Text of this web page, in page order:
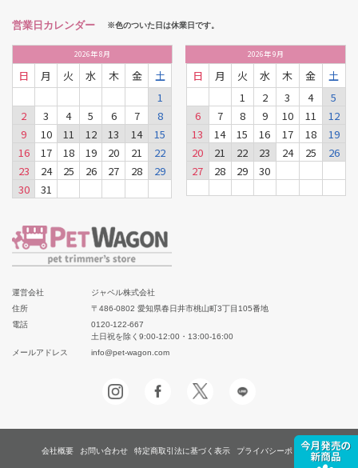
営業日カレンダー ※色のついた日は休業日です。
2026年8月
日 月 火 水 木 金
土
1
2
3 4 5 6 7
8
9
10 11 12 13 14
15
16
17 18 19 20 21
22
23
24 25 26 27 28
29
30
31
2026年9月
日 月 火 水 木 金
土
1
2 3 4
5
6
7 8 9 10 11
12
13
14 15 16 17 18
19
20
21 22 23 24 25
26
27
28 29 30
運営会社
ジャペル株式会社
住所
〒486-0802 愛知県春日井市桃山町3丁目105番地
電話
0120-122-667
土日祝を除く9:00-12:00・13:00-16:00
メールアドレス
info@pet-wagon.com
会社概要 お問い合わせ 特定商取引法に基づく表示 プライバシーポリシー